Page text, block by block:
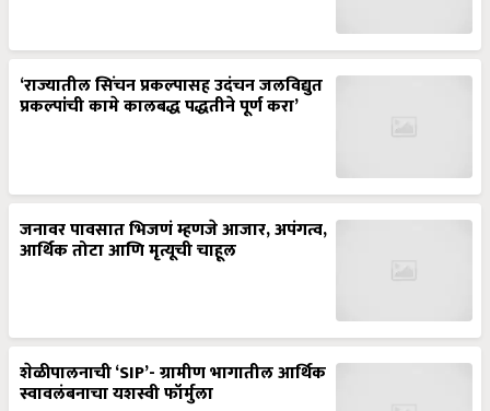
‘राज्यातील सिंचन प्रकल्पासह उदंचन जलविद्युत
प्रकल्पांची कामे कालबद्ध पद्धतीने पूर्ण करा’
जनावर पावसात भिजणं म्हणजे आजार, अपंगत्व,
आर्थिक तोटा आणि मृत्यूची चाहूल
शेळीपालनाची ‘SIP’- ग्रामीण भागातील आर्थिक
स्वावलंबनाचा यशस्वी फॉर्मुला